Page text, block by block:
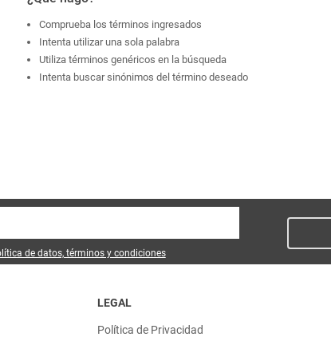
Comprueba los términos ingresados
Intenta utilizar una sola palabra
Utiliza términos genéricos en la búsqueda
Intenta buscar sinónimos del término deseado
de datos, términos y condiciones
LEGAL
Política de Privacidad